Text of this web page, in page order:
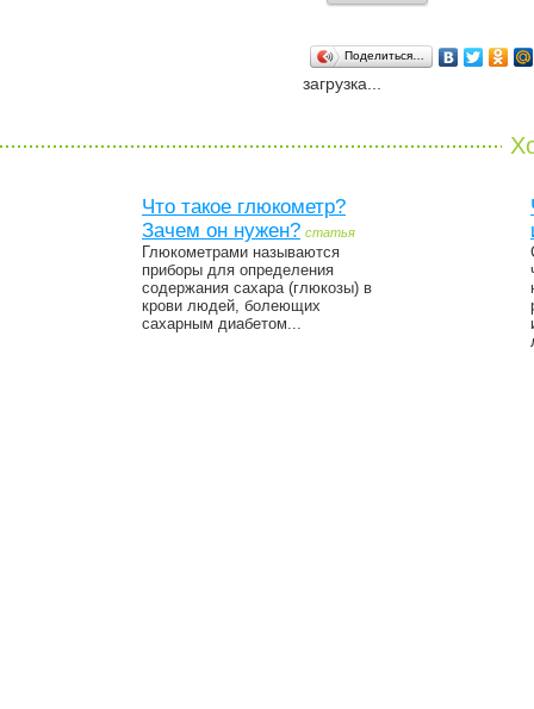
Поделиться…
загрузка...
Что такое глюкометр?
Зачем он нужен? статья
Глюкометрами называются
приборы для определения
содержания сахара (глюкозы) в
крови людей, болеющих
сахарным диабетом...